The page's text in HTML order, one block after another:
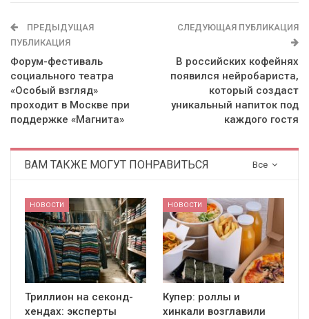
ПРЕДЫДУЩАЯ
ПУБЛИКАЦИЯ
Форум-фестиваль
социального театра
«Особый взгляд»
проходит в Москве при
поддержке «Магнита»
СЛЕДУЮЩАЯ ПУБЛИКАЦИЯ
В российских кофейнях
появился нейробариста,
который создаст
уникальный напиток под
каждого гостя
Все
ВАМ ТАКЖЕ МОГУТ ПОНРАВИТЬСЯ
НОВОСТИ
Триллион на секонд-
хендах: эксперты
НОВОСТИ
Купер: роллы и
хинкали возглавили